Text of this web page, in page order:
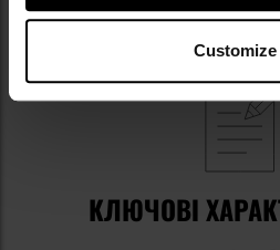
Customize
подорожей.
КЛЮЧОВІ